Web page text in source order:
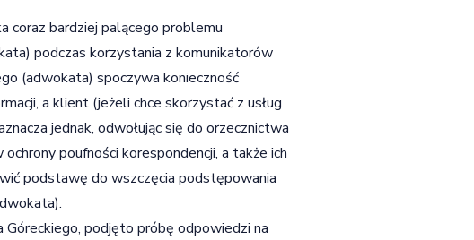
coraz bardziej palącego problemu
podczas korzystania z komunikatorów
(adwokata) spoczywa konieczność
a klient (jeżeli chce skorzystać z usług
jednak, odwołując się do orzecznictwa
poufności korespondencji, a także ich
podstawę do wszczęcia podstępowania
podjęto próbę odpowiedzi na